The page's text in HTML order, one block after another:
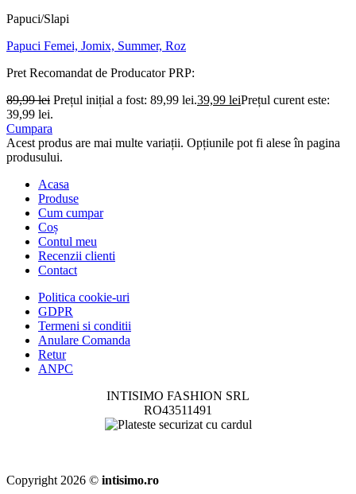
Papuci/Slapi
Papuci Femei, Jomix, Summer, Roz
Pret Recomandat de ProducatorPRP:
89,99lei Prețul inițial a fost: 89,99 lei.39,99 leiPrețul curent este:
39,99 lei.
Cumpara
Acest produs are mai multe variații. Opțiunile pot fi alese în pagina
produsului.
Acasa
Produse
Cum cumpar
Coș
Contul meu
Recenzii clienti
Contact
Politica cookie-uri
GDPR
Termeni si conditii
Anulare Comanda
Retur
ANPC
INTISIMO FASHION SRL
RO43511491
Copyright 2026 © intisimo.ro